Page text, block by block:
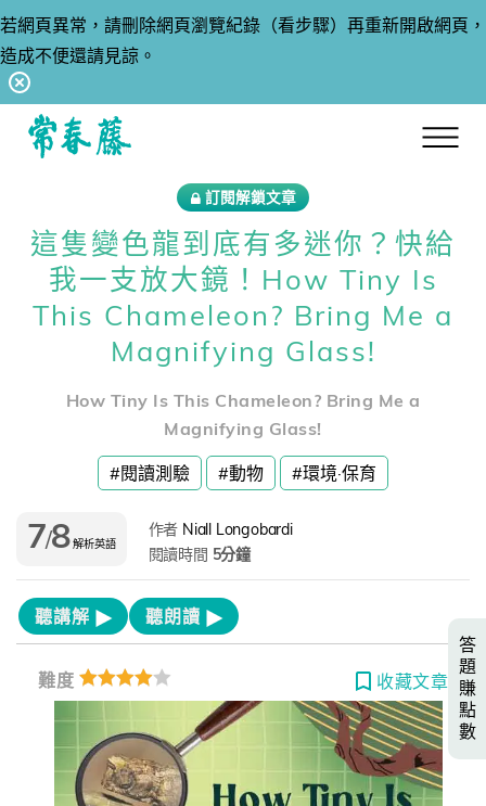
若網頁異常，請刪除網頁瀏覽紀錄（看步驟）再重新開啟網頁，
造成不便還請見諒。
訂閱解鎖文章
這隻變色龍到底有多迷你？快給
我一支放大鏡！How Tiny Is
This Chameleon? Bring Me a
Magnifying Glass!
How Tiny Is This Chameleon? Bring Me a
Magnifying Glass!
#閱讀測驗 #動物 #環境·保育
7/8 解析英語
作者 Niall Longobardi
閱讀時間 5分鐘
聽講解 聽朗讀
難度 收藏文章
答
題
賺
點
數